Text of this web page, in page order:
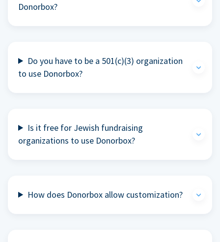
Donorbox?
Do you have to be a 501(c)(3) organization
to use Donorbox?
Is it free for Jewish fundraising
organizations to use Donorbox?
How does Donorbox allow customization?